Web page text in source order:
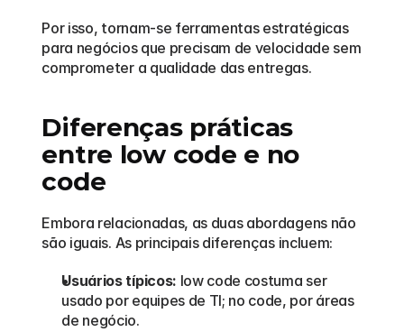
Por isso, tornam-se ferramentas estratégicas
para negócios que precisam de velocidade sem
comprometer a qualidade das entregas.
Diferenças práticas
entre low code e no
code
Embora relacionadas, as duas abordagens não
são iguais. As principais diferenças incluem:
Usuários típicos: low code costuma ser
usado por equipes de TI; no code, por áreas
de negócio.